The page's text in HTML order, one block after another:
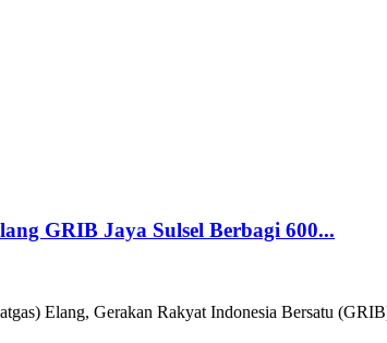
GRIB Jaya Sulsel Berbagi 600...
Elang, Gerakan Rakyat Indonesia Bersatu